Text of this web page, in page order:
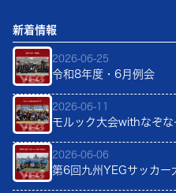
新着情報
2026-06-25
令和8年度・6月例会
2026-06-11
モルック大会withなぞな
2026-06-06
第6回九州YEGサッカ